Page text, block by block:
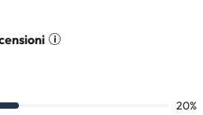
stessa prenotazione, di
nello stesso edificio,